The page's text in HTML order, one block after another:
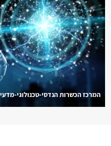
המרכז הכשרות הנדסי-טכנולוגי-מדעי